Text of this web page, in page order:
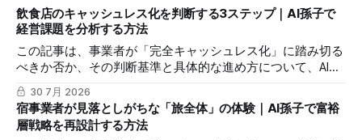
飲食店のキャッシュレス化を判断する3ステップ｜AI孫子で
経営課題を分析する方法
この記事は、事業者が「完全キャッシュレス化」に踏み切る
べきか否か、その判断基準と具体的な進め方について、AI孫
子（現代語版）を活用して解説します。経営者、店長、DX
担当者など、オペレーション効率化と顧客満足度の両立を目
指すすべての方に役立つ内容です。
30 7月 2026
宿事業者が見落としがちな「旅全体」の体験｜AI孫子で富裕
層戦略を再設計する方法